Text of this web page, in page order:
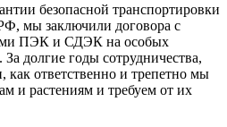
безопасной транспортировки
мы заключили договора с
ПЭК и СДЭК на особых
долгие годы сотрудничества,
как ответственно и трепетно мы
и растениям и требуем от их